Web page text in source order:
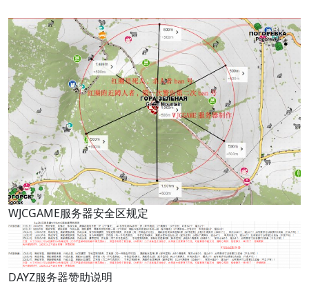
WJCGAME服务器安全区规定
DAYZ服务器赞助说明